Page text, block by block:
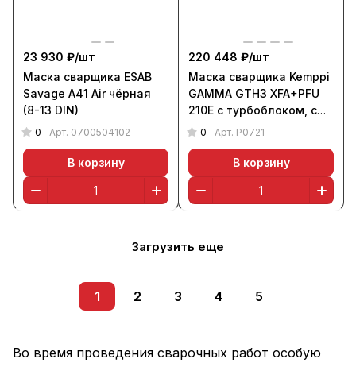
23 930 ₽/шт
Маска сварщика ESAB
Savage A41 Air чёрная
(8-13 DIN)
0 Арт. 0700504102
В корзину
220 448 ₽/шт
Маска сварщика Kemppi
GAMMA GTH3 XFA+PFU
210E с турбоблоком, с
аккумул. в комплекте
0 Арт. P0721
В корзину
Загрузить еще
1 2 3 4 5
Во время проведения сварочных работ особую